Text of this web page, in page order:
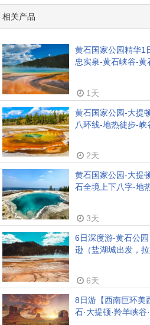
相关产品
黄石国家公园精华1
忠实泉-黄石峡谷-黄
1天
黄石国家公园-大提
八环线-地热徒步-峡
2天
黄石国家公园-大提
石全境上下八字-地
3天
6日深度游-黄石公
逊（盐湖城出发，拉
6天
8日游【西南巨环美
石·大提顿·羚羊峡谷·